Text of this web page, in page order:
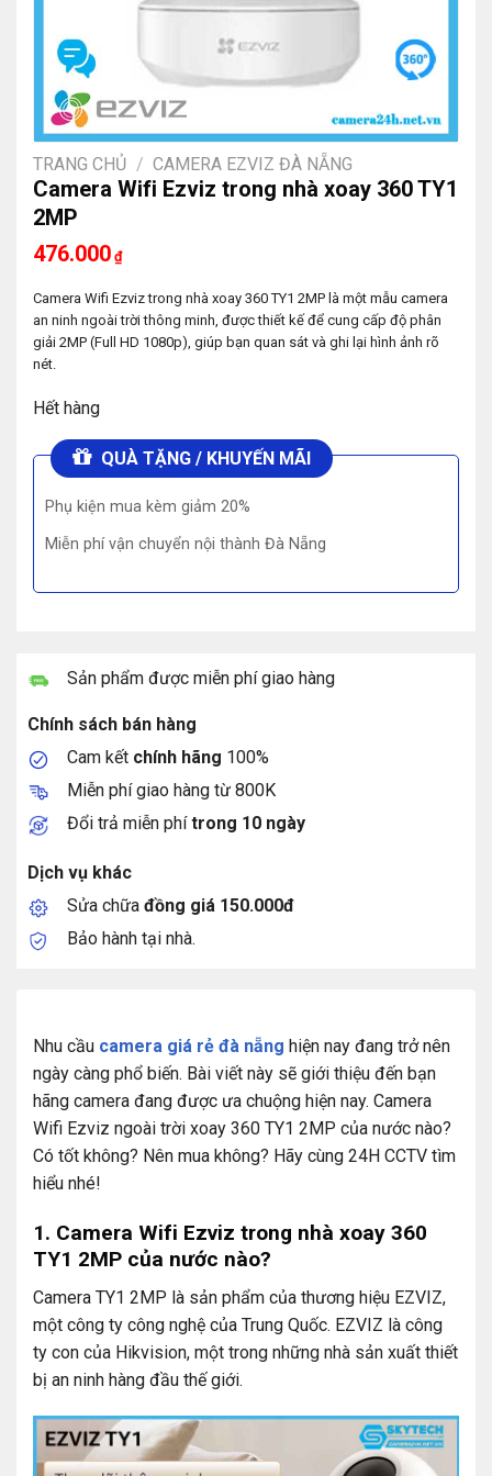
TRANG CHỦ / CAMERA EZVIZ ĐÀ NẴNG
Camera Wifi Ezviz trong nhà xoay 360 TY1
2MP
476.000 ₫
Camera Wifi Ezviz trong nhà xoay 360 TY1 2MP là một mẫu camera
an ninh ngoài trời thông minh, được thiết kế để cung cấp độ phân
giải 2MP (Full HD 1080p), giúp bạn quan sát và ghi lại hình ảnh rõ
nét.
Hết hàng
QUÀ TẶNG / KHUYẾN MÃI
Phụ kiện mua kèm giảm 20%
Miễn phí vận chuyển nội thành Đà Nẵng
Sản phẩm được miễn phí giao hàng
Chính sách bán hàng
Cam kết chính hãng 100%
Miễn phí giao hàng từ 800K
Đổi trả miễn phítrong 10 ngày
Dịch vụ khác
Sửa chữa đồng giá 150.000đ
Bảo hành tại nhà.
Nhu cầu camera giá rẻ đà nẵng hiện nay đang trở nên
ngày càng phổ biến. Bài viết này sẽ giới thiệu đến bạn
hãng camera đang được ưa chuộng hiện nay. Camera
Wifi Ezviz ngoài trời xoay 360 TY1 2MP của nước nào?
Có tốt không? Nên mua không? Hãy cùng 24H CCTV tìm
hiểu nhé!
1. Camera Wifi Ezviz trong nhà xoay 360
TY1 2MP của nước nào?
Camera TY1 2MP là sản phẩm của thương hiệu EZVIZ,
một công ty công nghệ của Trung Quốc. EZVIZ là công
ty con của Hikvision, một trong những nhà sản xuất thiết
bị an ninh hàng đầu thế giới.